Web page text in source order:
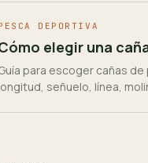
DEPORTIVA
elegir una
para escoger cañas
señuelo, línea,